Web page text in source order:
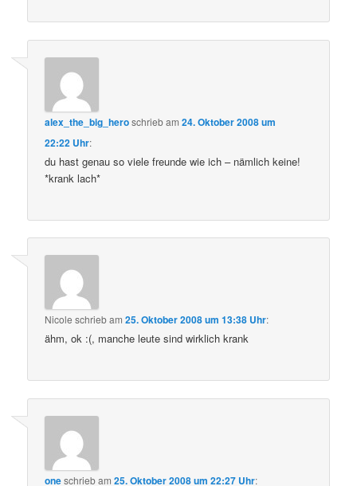
alex_the_big_heroschriebam24. Oktober 2008 um
22:22 Uhr:
du hast genau so viele freunde wie ich – nämlich keine!
*krank lach*
Nicole schriebam25. Oktober 2008 um 13:38 Uhr:
ähm, ok :(, manche leute sind wirklich krank
oneschriebam25. Oktober 2008 um 22:27 Uhr: